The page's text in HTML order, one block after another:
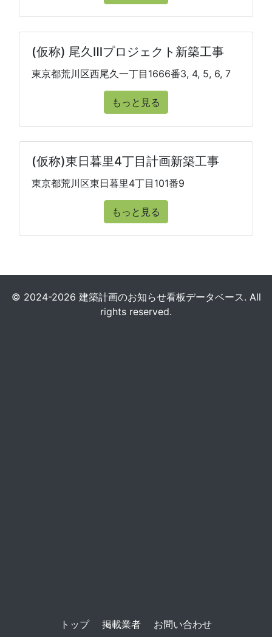
(仮称) 尾久Ⅲプロジェクト新築工事
東京都荒川区西尾久一丁目1666番3, 4, 5, 6, 7
もっと見る
(仮称)東日暮里4丁目計画新築工事
東京都荒川区東日暮里4丁目101番9
もっと見る
© 2024-2026 建築計画のお知らせ看板データベース. All
rights reserved.
トップ 掲載業者 お問い合わせ